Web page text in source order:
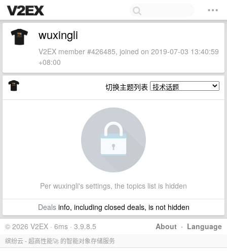
wuxingli
V2EX member #426485, joined on 2019-07-03 13:40:59
+08:00
切换主题列表
Per wuxingli's settings, the topics list is hidden
Dealsinfo, including closed deals, is not hidden
About · Language
© 2026 V2EX · 6ms · 3.9.8.5
缤纷云 - 超高性能🚀 的智能对象存储服务